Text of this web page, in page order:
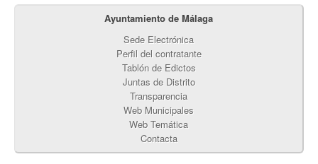
Ayuntamiento de Málaga
Sede Electrónica
Perfil del contratante
Tablón de Edictos
Juntas de Distrito
Transparencia
Web Municipales
Web Temática
Contacta